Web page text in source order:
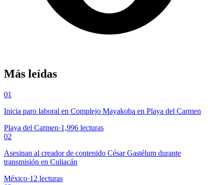
Más leídas
01
Inicia paro laboral en Complejo Mayakoba en Playa del Carmen
Playa del Carmen·1,996 lecturas
02
Asesinan al creador de contenido César Gastélum durante
transmisión en Culiacán
México·12 lecturas